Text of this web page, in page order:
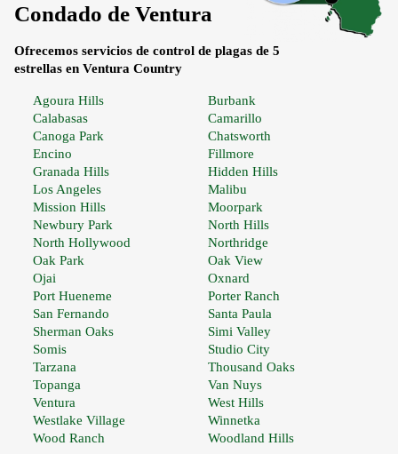
Condado de Ventura
Ofrecemos servicios de control de plagas de 5
estrellas en Ventura Country
Agoura Hills
Burbank
Calabasas
Camarillo
Canoga Park
Chatsworth
Encino
Fillmore
Granada Hills
Hidden Hills
Los Angeles
Malibu
Mission Hills
Moorpark
Newbury Park
North Hills
North Hollywood
Northridge
Oak Park
Oak View
Ojai
Oxnard
Port Hueneme
Porter Ranch
San Fernando
Santa Paula
Sherman Oaks
Simi Valley
Somis
Studio City
Tarzana
Thousand Oaks
Topanga
Van Nuys
Ventura
West Hills
Westlake Village
Winnetka
Wood Ranch
Woodland Hills